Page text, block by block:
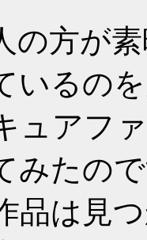
の方が
いるの
ュアフ
みたの
品は見